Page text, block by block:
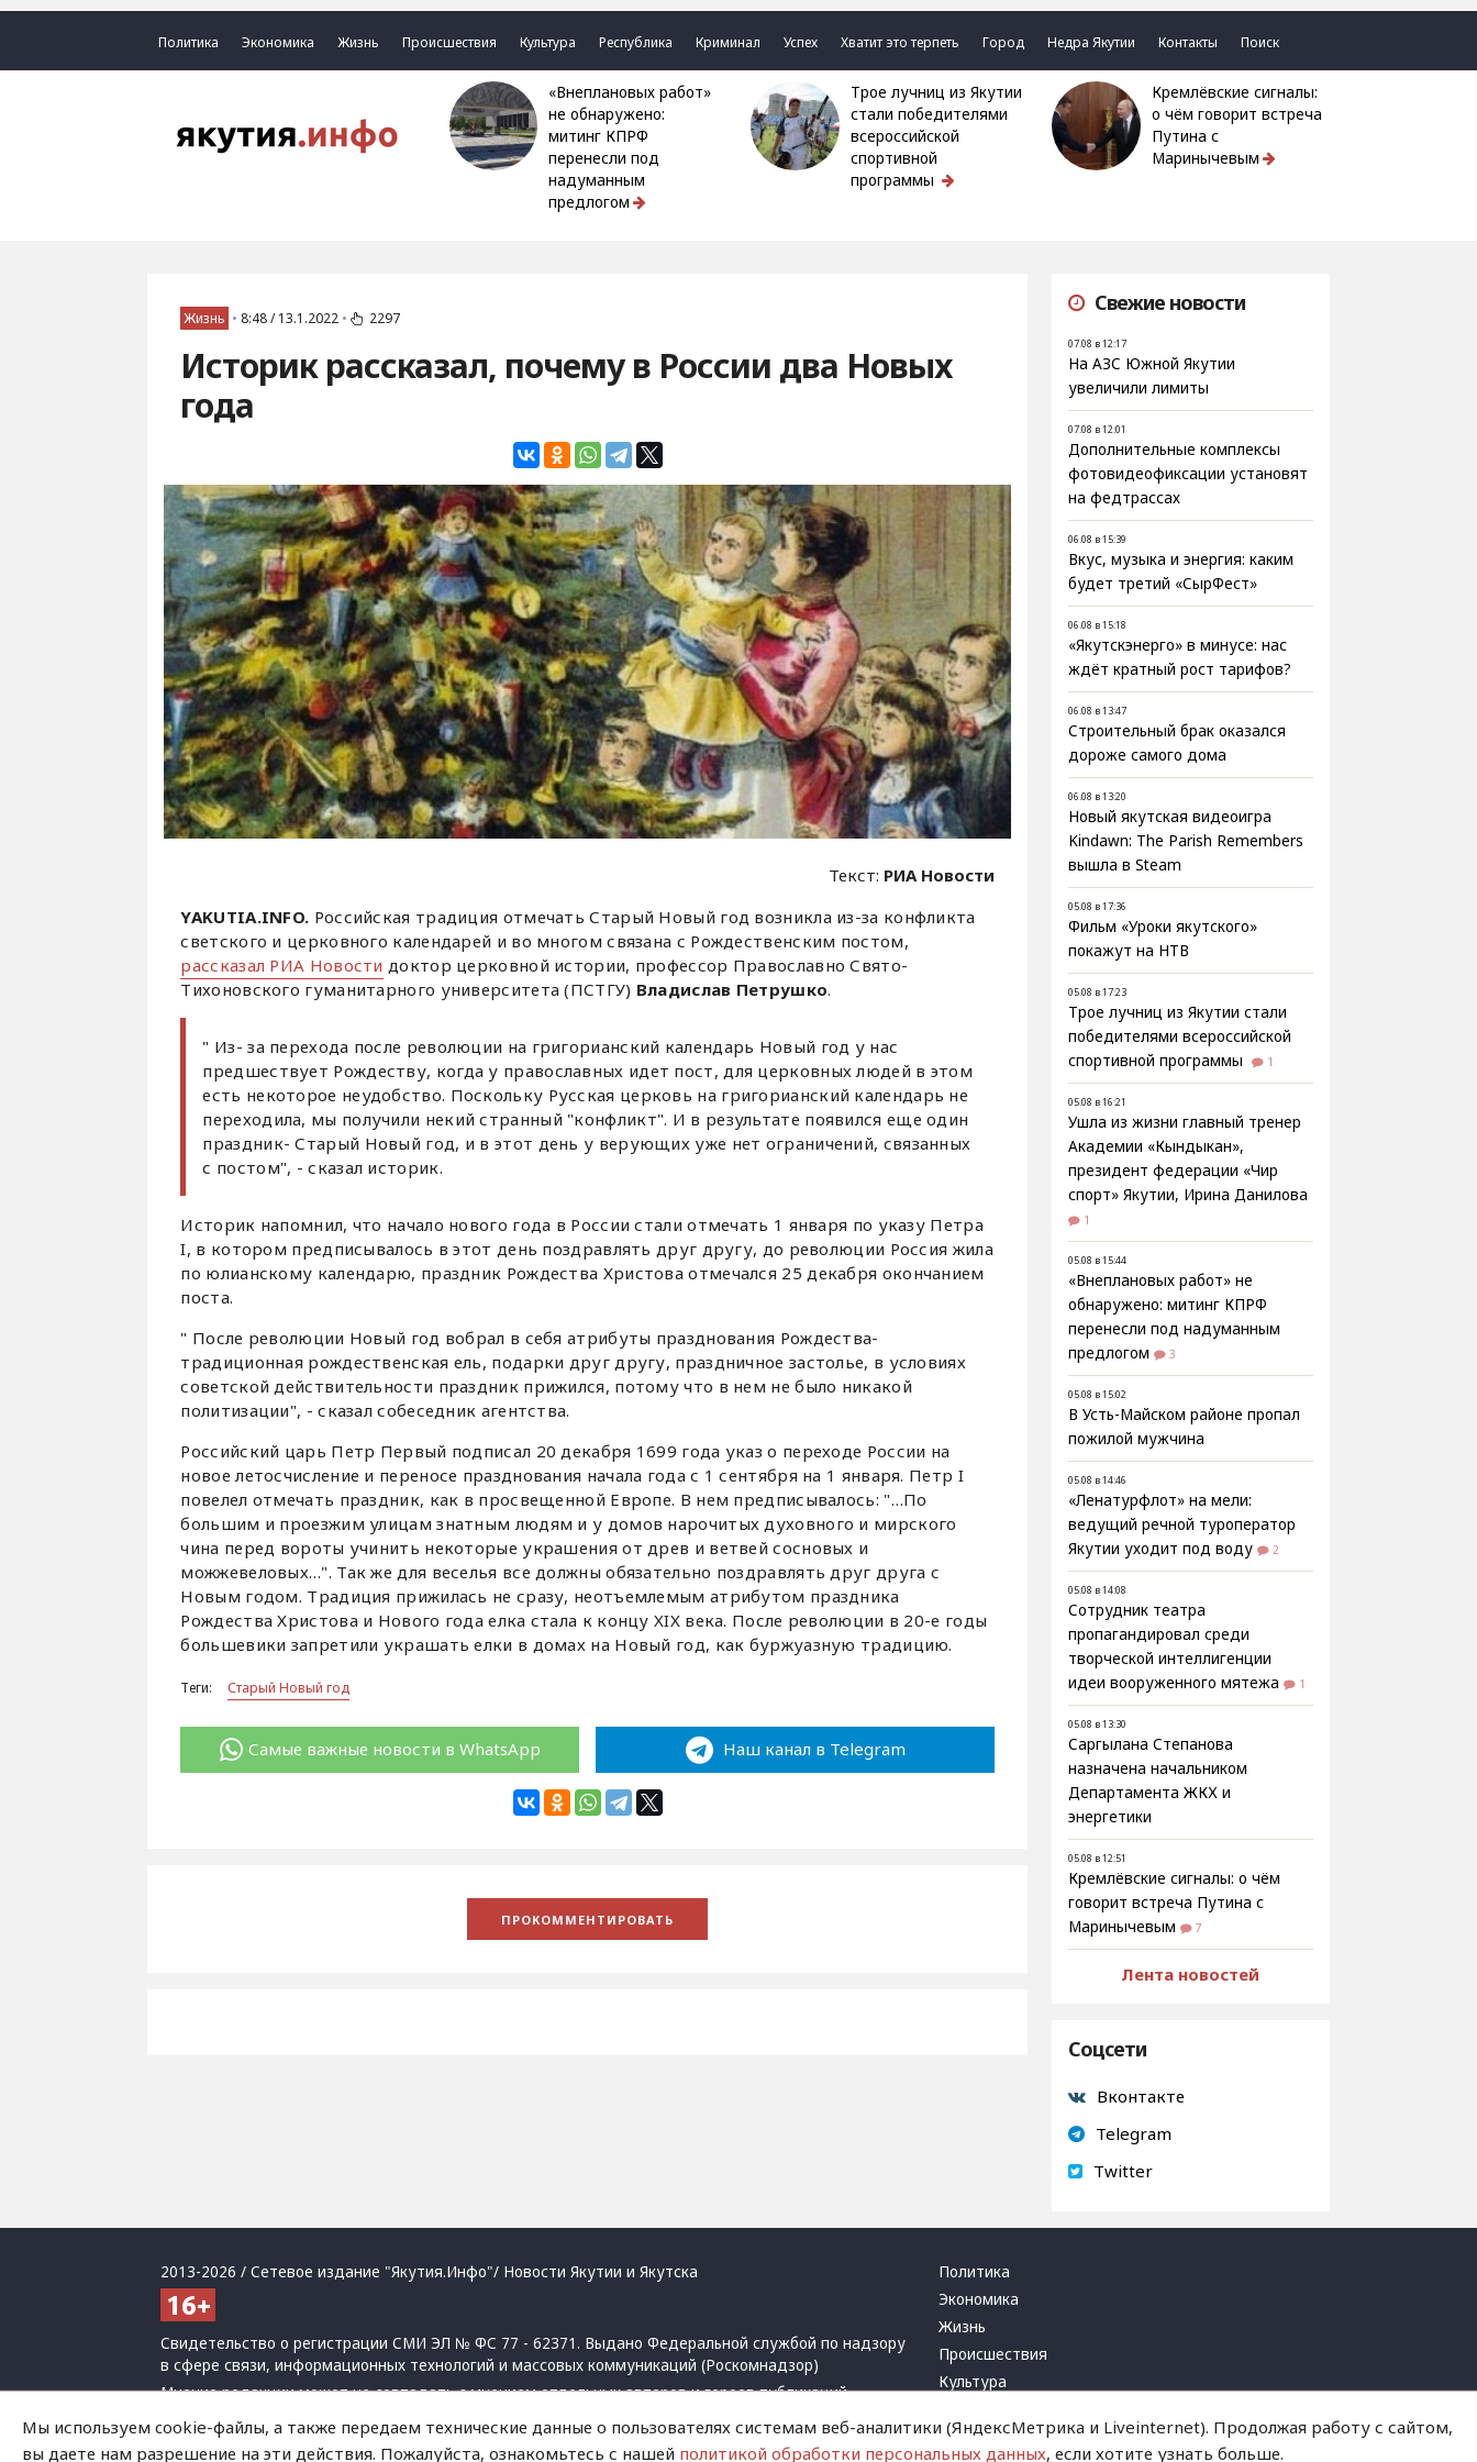
Политика Экономика Жизнь Происшествия Культура Республика Криминал Успех Хватит это терпеть Город Недра Якутии Контакты Поиск
«Внеплановых работ»
не обнаружено:
митинг КПРФ
перенесли под
надуманным
предлогом
Трое лучниц из Якутии
стали победителями
всероссийской
спортивной
программы
Кремлёвские сигналы:
о чём говорит встреча
Путина с
Маринычевым
Жизнь • 8:48 / 13.1.2022 • 2297
Историк рассказал, почему в России два Новых
года
Текст: РИА Новости
YAKUTIA.INFO. Российская традиция отмечать Старый Новый год возникла из-за конфликта
светского и церковного календарей и во многом связана с Рождественским постом,
рассказал РИА Новости доктор церковной истории, профессор Православно Свято-
Тихоновского гуманитарного университета (ПСТГУ) Владислав Петрушко.
" Из- за перехода после революции на григорианский календарь Новый год у нас
предшествует Рождеству, когда у православных идет пост, для церковных людей в этом
есть некоторое неудобство. Поскольку Русская церковь на григорианский календарь не
переходила, мы получили некий странный "конфликт". И в результате появился еще один
праздник- Старый Новый год, и в этот день у верующих уже нет ограничений, связанных
с постом", - сказал историк.
Историк напомнил, что начало нового года в России стали отмечать 1 января по указу Петра
I, в котором предписывалось в этот день поздравлять друг другу, до революции Россия жила
по юлианскому календарю, праздник Рождества Христова отмечался 25 декабря окончанием
поста.
" После революции Новый год вобрал в себя атрибуты празднования Рождества-
традиционная рождественская ель, подарки друг другу, праздничное застолье, в условиях
советской действительности праздник прижился, потому что в нем не было никакой
политизации", - сказал собеседник агентства.
Российский царь Петр Первый подписал 20 декабря 1699 года указ о переходе России на
новое летосчисление и переносе празднования начала года с 1 сентября на 1 января. Петр I
повелел отмечать праздник, как в просвещенной Европе. В нем предписывалось: "…По
большим и проезжим улицам знатным людям и у домов нарочитых духовного и мирского
чина перед вороты учинить некоторые украшения от древ и ветвей сосновых и
можжевеловых…". Так же для веселья все должны обязательно поздравлять друг друга с
Новым годом. Традиция прижилась не сразу, неотъемлемым атрибутом праздника
Рождества Христова и Нового года елка стала к концу XIX века. После революции в 20-е годы
большевики запретили украшать елки в домах на Новый год, как буржуазную традицию.
Теги: Старый Новый год
Самые важные новости в WhatsApp Наш канал в Telegram
Свежие новости
07.08 в 12:17
На АЗС Южной Якутии
увеличили лимиты
07.08 в 12:01
Дополнительные комплексы
фотовидеофиксации установят
на федтрассах
06.08 в 15:39
Вкус, музыка и энергия: каким
будет третий «СырФест»
06.08 в 15:18
«Якутскэнерго» в минусе: нас
ждёт кратный рост тарифов?
06.08 в 13:47
Строительный брак оказался
дороже самого дома
06.08 в 13:20
Новый якутская видеоигра
Kindawn: The Parish Remembers
вышла в Steam
05.08 в 17:36
Фильм «Уроки якутского»
покажут на НТВ
05.08 в 17:23
Трое лучниц из Якутии стали
победителями всероссийской
спортивной программы
1
05.08 в 16:21
Ушла из жизни главный тренер
Академии «Кындыкан»,
президент федерации «Чир
спорт» Якутии, Ирина Данилова
1
05.08 в 15:44
«Внеплановых работ» не
обнаружено: митинг КПРФ
перенесли под надуманным
предлогом
3
05.08 в 15:02
В Усть-Майском районе пропал
пожилой мужчина
05.08 в 14:46
«Ленатурфлот» на мели:
ведущий речной туроператор
Якутии уходит под воду
2
05.08 в 14:08
Сотрудник театра
пропагандировал среди
творческой интеллигенции
идеи вооруженного мятежа
1
05.08 в 13:30
Саргылана Степанова
назначена начальником
Департамента ЖКХ и
энергетики
05.08 в 12:51
Кремлёвские сигналы: о чём
говорит встреча Путина с
Маринычевым
7
Лента новостей
Соцсети
Вконтакте
Telegram
Twitter
2013-2026 / Сетевое издание "Якутия.Инфо"/ Новости Якутии и Якутска
Свидетельство о регистрации СМИ ЭЛ № ФС 77 - 62371. Выдано Федеральной службой по надзору
в сфере связи, информационных технологий и массовых коммуникаций (Роскомнадзор)
Мнение редакции может не совпадать с мнением отдельных авторов и героев публикаций.
При использовании материалов обязательна активная ссылка на сайт.
Политика обработки персональных данных
Политика
Экономика
Жизнь
Происшествия
Культура
Криминал
Мы используем cookie-файлы, а также передаем технические данные о пользователях системам веб-аналитики (ЯндексМетрика и Liveinternet). Продолжая работу с сайтом,
вы даете нам разрешение на эти действия. Пожалуйста, ознакомьтесь с нашей политикой обработки персональных данных, если хотите узнать больше.